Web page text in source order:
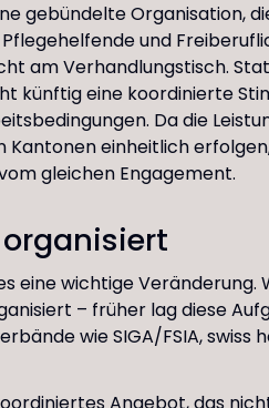
gebündelte Organisation,
und
am Verhandlungstisch.
künftig eine koordinierte
Da die
Kantonen einheitlich
gleichen Engagement.
eine wichtige Veränderung.
– früher lag diese
wie SIGA/FSIA, swiss